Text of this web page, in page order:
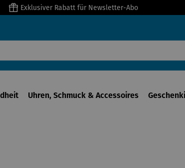
Exklusiver Rabatt für Newsletter-Abo
Uhren, Schmuck & Accessoires